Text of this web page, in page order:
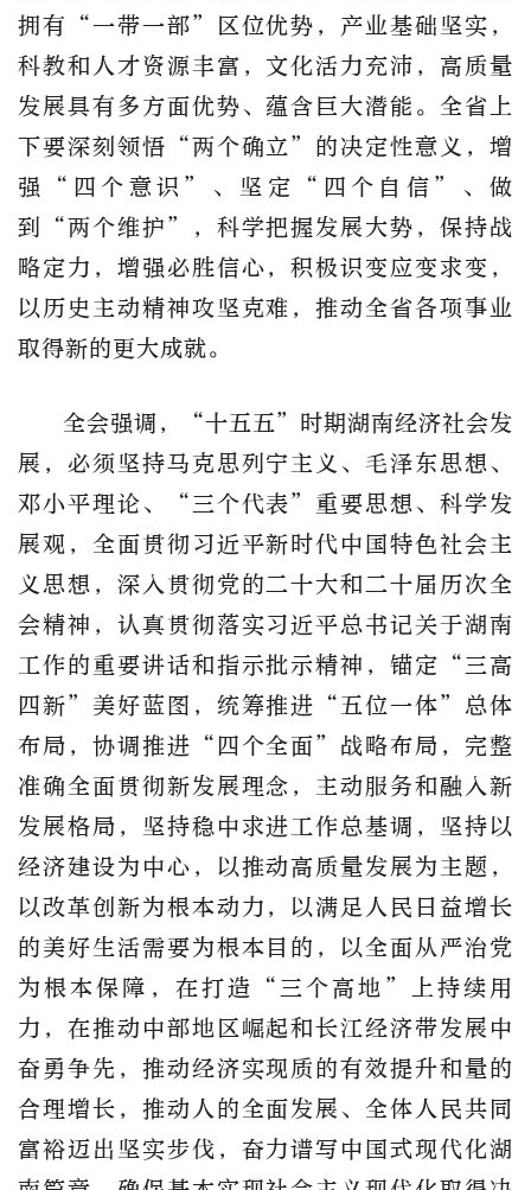
拥有“一带一部”区位优势，产业基础坚实，
科教和人才资源丰富，文化活力充沛，高质量
发展具有多方面优势、蕴含巨大潜能。全省上
下要深刻领悟“两个确立”的决定性意义，增
强“四个意识”、坚定“四个自信”、做
到“两个维护”，科学把握发展大势，保持战
略定力，增强必胜信心，积极识变应变求变，
以历史主动精神攻坚克难，推动全省各项事业
取得新的更大成就。
全会强调，“十五五”时期湖南经济社会发
展，必须坚持马克思列宁主义、毛泽东思想、
邓小平理论、“三个代表”重要思想、科学发
展观，全面贯彻习近平新时代中国特色社会主
义思想，深入贯彻党的二十大和二十届历次全
会精神，认真贯彻落实习近平总书记关于湖南
工作的重要讲话和指示批示精神，锚定“三高
四新”美好蓝图，统筹推进“五位一体”总体
布局，协调推进“四个全面”战略布局，完整
准确全面贯彻新发展理念，主动服务和融入新
发展格局，坚持稳中求进工作总基调，坚持以
经济建设为中心，以推动高质量发展为主题，
以改革创新为根本动力，以满足人民日益增长
的美好生活需要为根本目的，以全面从严治党
为根本保障，在打造“三个高地”上持续用
力，在推动中部地区崛起和长江经济带发展中
奋勇争先，推动经济实现质的有效提升和量的
合理增长，推动人的全面发展、全体人民共同
富裕迈出坚实步伐，奋力谱写中国式现代化湖